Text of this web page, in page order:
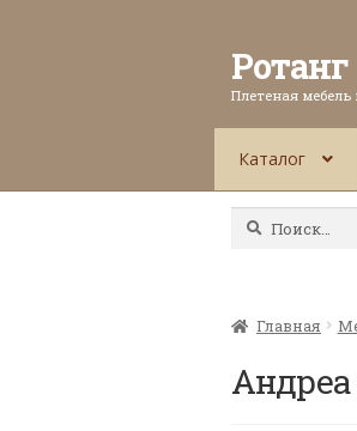
Ротанг
Плетеная
Каталог
Найти:
Главная
Андреа